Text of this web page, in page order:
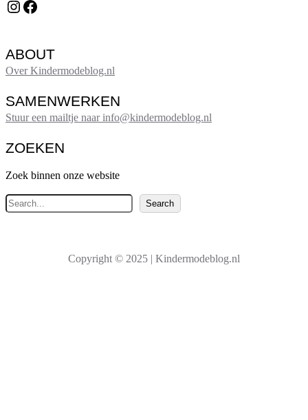
Instagram Facebook
ABOUT
Over Kindermodeblog.nl
SAMENWERKEN
Stuur een mailtje naar info@kindermodeblog.nl
ZOEKEN
Zoek binnen onze website
Z
o
e
Search
Copyright © 2025 | Kindermodeblog.nl